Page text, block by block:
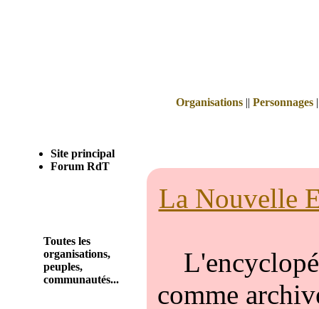
Site principal
Forum RdT
Toutes les
organisations,
peuples,
communautés...
Organisations|| Personnages
La Nouvelle
comme